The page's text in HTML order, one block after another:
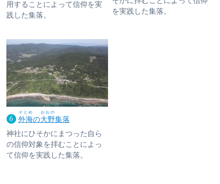
用することによって信仰を実
践した集落。
を実践した集落。
外海
そとめ
の大野
おおの
集落
神社にひそかにまつった自ら
の信仰対象を拝むことによっ
て信仰を実践した集落。